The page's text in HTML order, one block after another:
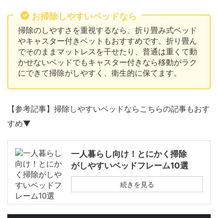
お掃除しやすいベッドなら
掃除のしやすさを重視するなら、折り畳み式ベッド
やキャスター付きベットもおすすめです。折り畳ん
でそのままマットレスを干せたり、普通は重くて動
かせないベッドでもキャスター付きなら移動がラク
にできて掃除がしやすく、衛生的に保てます。
【参考記事】掃除しやすいベッドならこちらの記事もおす
すめ▼
一人暮らし向け！とにかく掃除
がしやすいベッドフレーム10選
続きを見る